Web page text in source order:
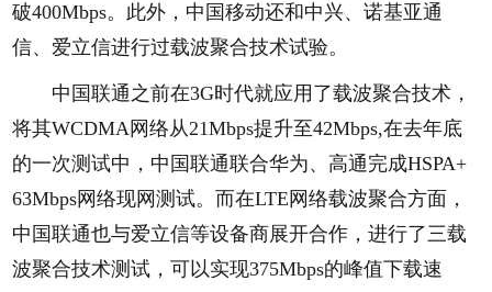
破400Mbps。此外，中国移动还和中兴、诺基亚通
信、爱立信进行过载波聚合技术试验。
中国联通之前在3G时代就应用了载波聚合技术，
将其WCDMA网络从21Mbps提升至42Mbps,在去年底
的一次测试中，中国联通联合华为、高通完成HSPA+
63Mbps网络现网测试。而在LTE网络载波聚合方面，
中国联通也与爱立信等设备商展开合作，进行了三载
波聚合技术测试，可以实现375Mbps的峰值下载速